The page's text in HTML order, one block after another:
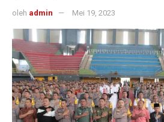
oleh admin Mei 19, 2023